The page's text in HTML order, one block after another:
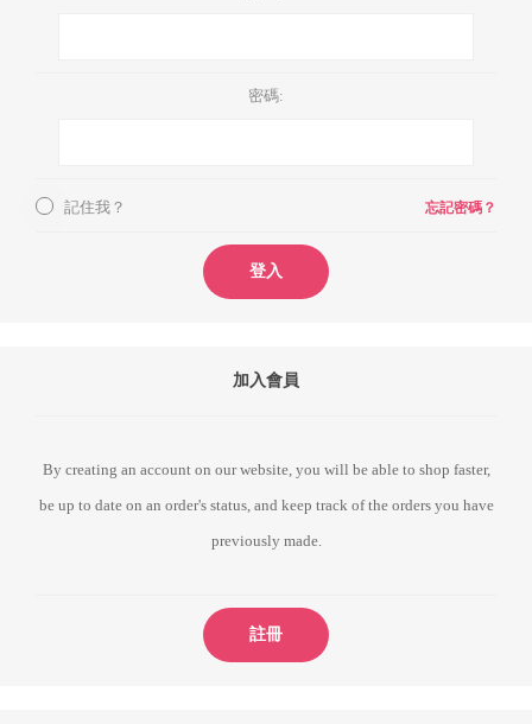
密碼:
記住我？ 忘記密碼？
登入
加入會員
By creating an account on our website, you will be able to shop faster,
be up to date on an order's status, and keep track of the orders you have
previously made.
註冊